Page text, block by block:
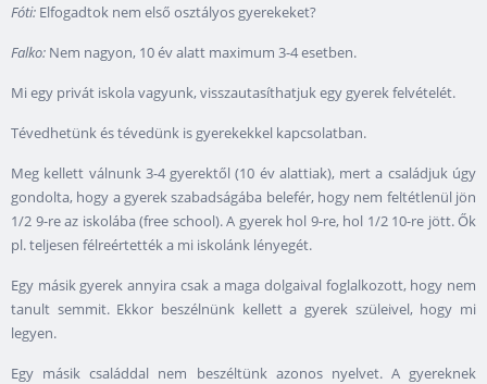
Fóti: Elfogadtok nem első osztályos gyerekeket?
Falko: Nem nagyon, 10 év alatt maximum 3-4 esetben.
Mi egy privát iskola vagyunk, visszautasíthatjuk egy gyerek felvételét.
Tévedhetünk és tévedünk is gyerekekkel kapcsolatban.
Meg kellett válnunk 3-4 gyerektől (10 év alattiak), mert a családjuk úgy
gondolta, hogy a gyerek szabadságába belefér, hogy nem feltétlenül jön
1/2 9-re az iskolába (free school). A gyerek hol 9-re, hol 1/2 10-re jött. Ők
pl. teljesen félreértették a mi iskolánk lényegét.
Egy másik gyerek annyira csak a maga dolgaival foglalkozott, hogy nem
tanult semmit. Ekkor beszélnünk kellett a gyerek szüleivel, hogy mi
legyen.
Egy másik családdal nem beszéltünk azonos nyelvet. A gyereknek